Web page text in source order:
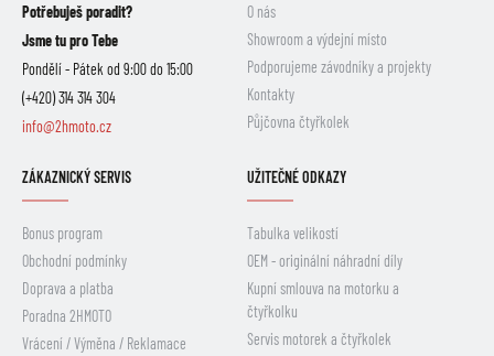
Potřebuješ poradit?
Jsme tu pro Tebe
Pondělí - Pátek od 9:00 do 15:00
(+420) 314 314 304
info@2hmoto.cz
O nás
Showroom a výdejní místo
Podporujeme závodníky a projekty
Kontakty
Půjčovna čtyřkolek
ZÁKAZNICKÝ SERVIS
Bonus program
Obchodní podmínky
Doprava a platba
Poradna 2HMOTO
Vrácení / Výměna / Reklamace
UŽITEČNÉ ODKAZY
Tabulka velikostí
OEM - originální náhradní díly
Kupní smlouva na motorku a
čtyřkolku
Servis motorek a čtyřkolek